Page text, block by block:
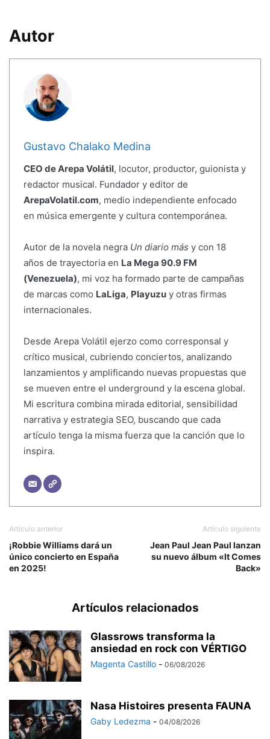
Autor
Gustavo Chalako Medina
CEO de Arepa Volátil, locutor, productor, guionista y
redactor musical. Fundador y editor de
ArepaVolatil.com, medio independiente enfocado
en música emergente y cultura contemporánea.
Autor de la novela negra Un diario más y con 18
años de trayectoria en La Mega 90.9 FM
(Venezuela), mi voz ha formado parte de campañas
de marcas como LaLiga, Playuzuy otras firmas
internacionales.
Desde Arepa Volátil ejerzo como corresponsal y
crítico musical, cubriendo conciertos, analizando
lanzamientos y amplificando nuevas propuestas que
se mueven entre el underground y la escena global.
Mi escritura combina mirada editorial, sensibilidad
narrativa y estrategia SEO, buscando que cada
artículo tenga la misma fuerza que la canción que lo
inspira.
Artículo anterior
¡Robbie Williams dará un
único concierto en España
en 2025!
Artículo siguiente
Jean Paul Jean Paul lanzan
su nuevo álbum «It Comes
Back»
Artículos relacionados
Glassrows transforma la
ansiedad en rock con VÉRTIGO
Magenta Castillo - 06/08/2026
Nasa Histoires presenta FAUNA
Gaby Ledezma - 04/08/2026